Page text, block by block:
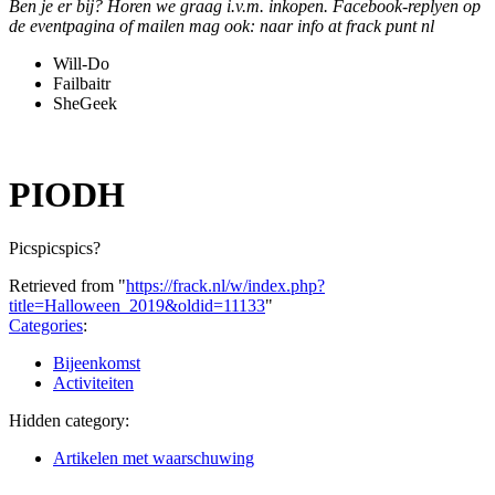
Ben je er bij? Horen we graag i.v.m. inkopen. Facebook-replyen op
de eventpagina of mailen mag ook: naar info at frack punt nl
Will-Do
Failbaitr
SheGeek
PIODH
Picspicspics?
Retrieved from "https://frack.nl/w/index.php?
title=Halloween_2019&oldid=11133"
Categories:
Bijeenkomst
Activiteiten
Hidden category:
Artikelen met waarschuwing